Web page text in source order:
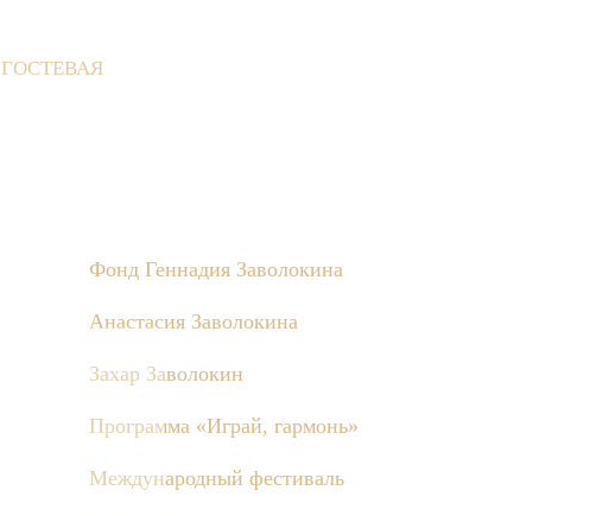
ГОСТЕВАЯ
Фонд Геннадия Заволокина
Анастасия Заволокина
Захар Заволокин
Программа «Играй, гармонь»
Международный фестиваль